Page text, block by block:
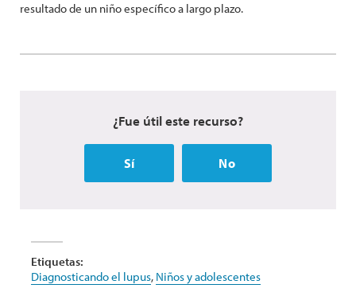
resultado de un niño específico a largo plazo.
¿Fue útil este recurso?
Sí No
Etiquetas:
Diagnosticando el lupus, Niños y adolescentes